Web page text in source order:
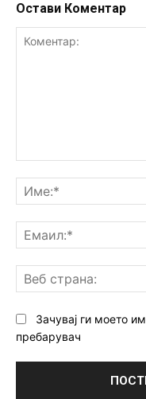
Остави Коментар
Зачувај ги моето
пребарувач